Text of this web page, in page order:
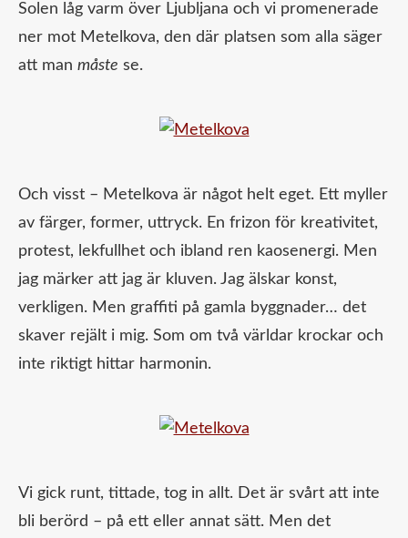
Solen låg varm över Ljubljana och vi promenerade
ner mot Metelkova, den där platsen som alla säger
att man måste se.
Och visst – Metelkova är något helt eget. Ett myller
av färger, former, uttryck. En frizon för kreativitet,
protest, lekfullhet och ibland ren kaosenergi. Men
jag märker att jag är kluven. Jag älskar konst,
verkligen. Men graffiti på gamla byggnader… det
skaver rejält i mig. Som om två världar krockar och
inte riktigt hittar harmonin.
Vi gick runt, tittade, tog in allt. Det är svårt att inte
bli berörd – på ett eller annat sätt. Men det